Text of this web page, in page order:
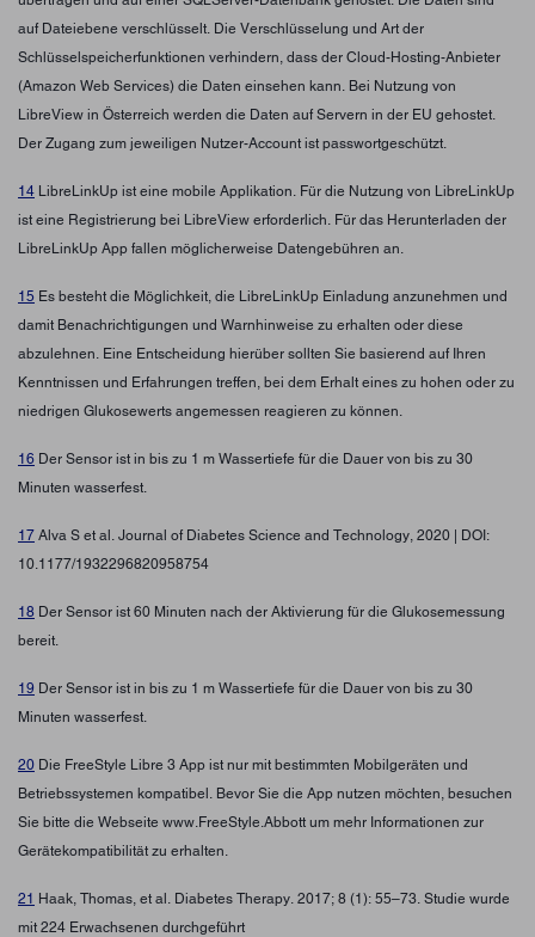
auf Dateiebene verschlüsselt. Die Verschlüsselung und Art der
Schlüsselspeicherfunktionen verhindern, dass der Cloud-Hosting-Anbieter
(Amazon Web Services) die Daten einsehen kann. Bei Nutzung von
LibreView in Österreich werden die Daten auf Servern in der EU gehostet.
Der Zugang zum jeweiligen Nutzer-Account ist passwortgeschützt.
14 LibreLinkUp ist eine mobile Applikation. Für die Nutzung von LibreLinkUp
ist eine Registrierung bei LibreView erforderlich. Für das Herunterladen der
LibreLinkUp App fallen möglicherweise Datengebühren an.
15 Es besteht die Möglichkeit, die LibreLinkUp Einladung anzunehmen und
damit Benachrichtigungen und Warnhinweise zu erhalten oder diese
abzulehnen. Eine Entscheidung hierüber sollten Sie basierend auf Ihren
Kenntnissen und Erfahrungen treffen, bei dem Erhalt eines zu hohen oder zu
niedrigen Glukosewerts angemessen reagieren zu können.
16 Der Sensor ist in bis zu 1 m Wassertiefe für die Dauer von bis zu 30
Minuten wasserfest.
17 Alva S et al. Journal of Diabetes Science and Technology, 2020 | DOI:
10.1177/1932296820958754
18 Der Sensor ist 60 Minuten nach der Aktivierung für die Glukosemessung
bereit.
19 Der Sensor ist in bis zu 1 m Wassertiefe für die Dauer von bis zu 30
Minuten wasserfest.
20 Die FreeStyle Libre 3 App ist nur mit bestimmten Mobilgeräten und
Betriebssystemen kompatibel. Bevor Sie die App nutzen möchten, besuchen
Sie bitte die Webseite www.FreeStyle.Abbott um mehr Informationen zur
Gerätekompatibilität zu erhalten.
21 Haak, Thomas, et al. Diabetes Therapy. 2017; 8 (1): 55–73. Studie wurde
mit 224 Erwachsenen durchgeführt